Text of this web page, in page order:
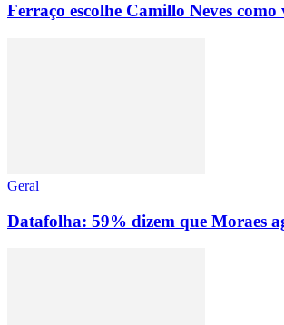
Ferraço escolhe Camillo Neves
Geral
Datafolha: 59% dizem que Moraes